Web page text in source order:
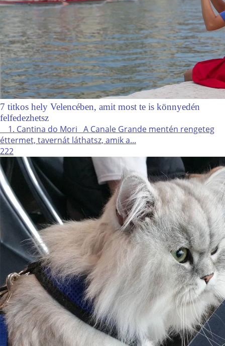
7 titkos hely Velencében, amit most te is könnyedén
felfedezhetsz
1. Cantina do Mori A Canale Grande mentén rengeteg
éttermet, tavernát láthatsz, amik a...
222